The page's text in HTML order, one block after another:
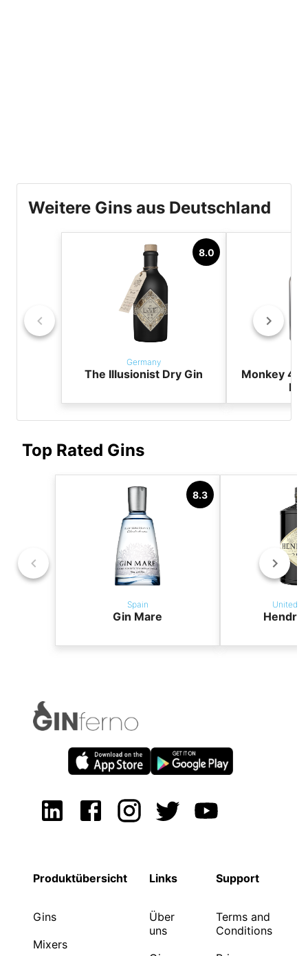
Weitere Gins aus Deutschland
8.0
Germany
The Illusionist Dry Gin
Monkey 47
Top Rated Gins
8.3
Spain
Gin Mare
United
Produktübersicht
Gins
Mixers
Links
Über
uns
Support
Terms and
Conditions